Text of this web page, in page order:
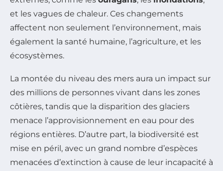
et les vagues de chaleur. Ces changements
affectent non seulement l’environnement, mais
également la santé humaine, l’agriculture, et les
écosystèmes.
La montée du niveau des mers aura un impact sur
des millions de personnes vivant dans les zones
côtières, tandis que la disparition des glaciers
menace l’approvisionnement en eau pour des
régions entières. D’autre part, la biodiversité est
mise en péril, avec un grand nombre d’espèces
menacées d’extinction à cause de leur incapacité à